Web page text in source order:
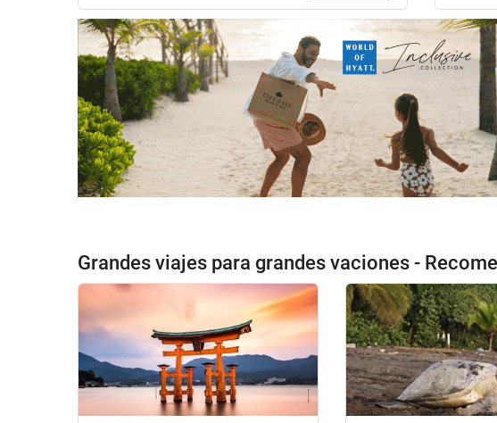
Grandes viajes para grandes vaciones -